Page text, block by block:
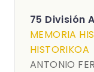
75 División
MEMORIA
HISTORIKOA
ANTONIO